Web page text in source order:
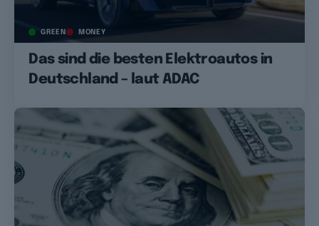
GREEN MONEY
Das sind die besten Elektroautos in
Deutschland – laut ADAC